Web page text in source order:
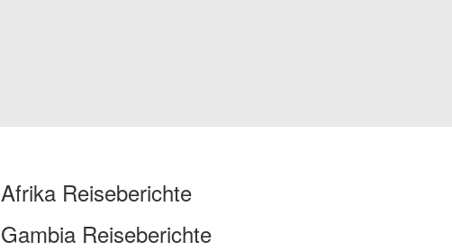
Afrika Reiseberichte
Gambia Reiseberichte